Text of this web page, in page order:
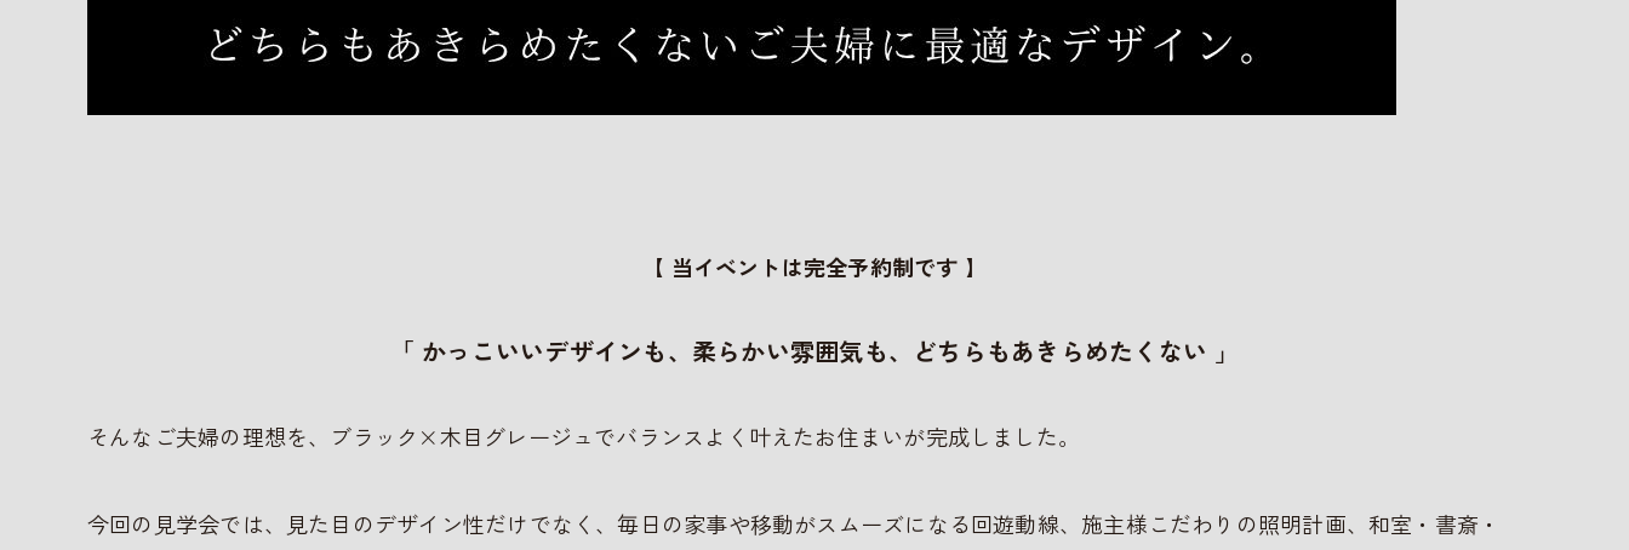
【 当イベントは完全予約制です 】
「 かっこいいデザインも、柔らかい雰囲気も、どちらもあきらめたくない 」
そんなご夫婦の理想を、ブラック×木目グレージュでバランスよく叶えたお住まいが完成しました。
今回の見学会では、見た目のデザイン性だけでなく、毎日の家事や移動がスムーズになる回遊動線、施主様こだわりの照明計画、和室・書斎・